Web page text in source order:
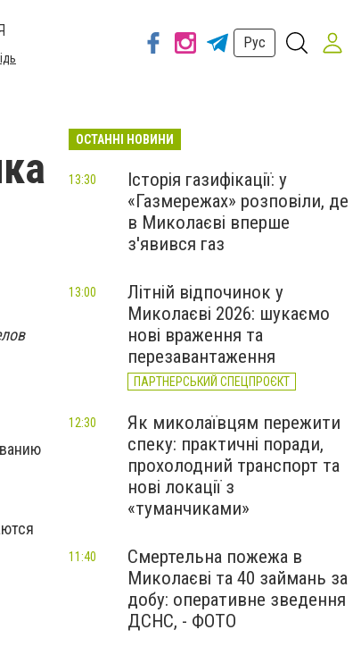
Рус
ОСТАННІ НОВИНИ
Історія газифікації: у
«Газмережах» розповіли, де
в Миколаєві вперше
з'явився газ
13:30
Літній відпочинок у
Миколаєві 2026: шукаємо
нові враження та
перезавантаження
ПАРТНЕРСЬКИЙ СПЕЦПРОЄКТ
13:00
Як миколаївцям пережити
спеку: практичні поради,
прохолодний транспорт та
нові локації з
«туманчиками»
12:30
Смертельна пожежа в
Миколаєві та 40 займань за
добу: оперативне зведення
ДСНС, - ФОТО
11:40